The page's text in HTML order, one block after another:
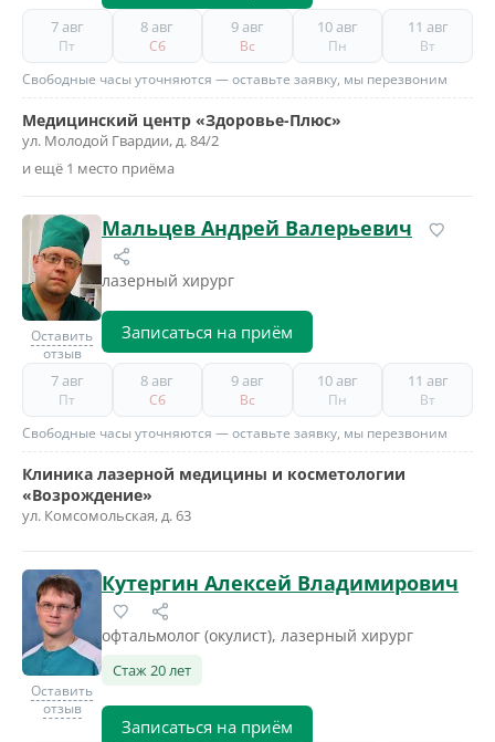
7 авг
Пт
8 авг
Сб
9 авг
Вс
10 авг
Пн
11 авг
Вт
Свободные часы уточняются — оставьте заявку, мы перезвоним
Медицинский центр «Здоровье-Плюс»
ул. Молодой Гвардии, д. 84/2
и ещё 1 место приёма
Оставить
отзыв
Мальцев Андрей Валерьевич
лазерный хирург
Записаться на приём
7 авг
Пт
8 авг
Сб
9 авг
Вс
10 авг
Пн
11 авг
Вт
Свободные часы уточняются — оставьте заявку, мы перезвоним
Клиника лазерной медицины и косметологии
«Возрождение»
ул. Комсомольская, д. 63
Оставить
отзыв
Кутергин Алексей Владимирович
офтальмолог (окулист), лазерный хирург
Стаж 20 лет
Записаться на приём